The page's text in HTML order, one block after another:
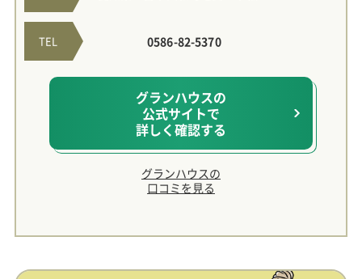
TEL 0586-82-5370
グランハウスの
公式サイトで
詳しく確認する
グランハウスの
口コミを見る